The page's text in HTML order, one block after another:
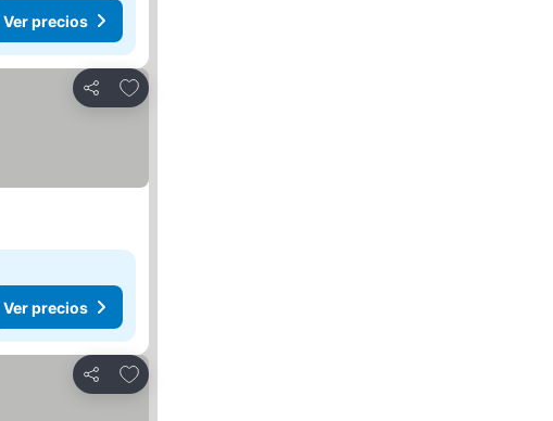
Ver precios
Compartir
Agregar a favoritos
Ver precios
Compartir
Agregar a favoritos